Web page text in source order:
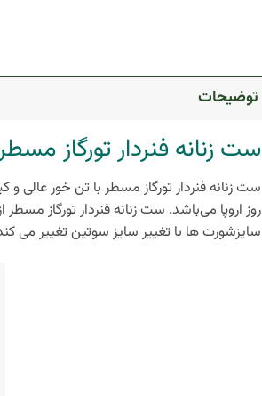
توضیحات
ست زنانه فنردار تورگاز
ست زنانه فنردار تورگاز مسطر با تن خور عالی
روز اروپا می‌باشد. ست زنانه فنردار تورگاز
سایزشورت ها با تغییر سایز سوتین تغییر می